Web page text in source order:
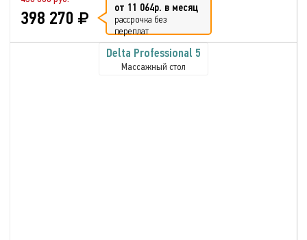
398 270 от 11 064р. в месяц
рассрочка без
переплат
Delta Professional 5
Массажный стол